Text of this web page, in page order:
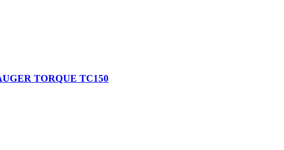
TORQUE TC150